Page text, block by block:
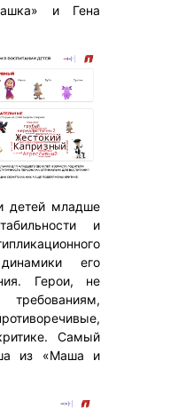
и Гена
детей младше
и
его
Герои, не
Самый
из «Маша и